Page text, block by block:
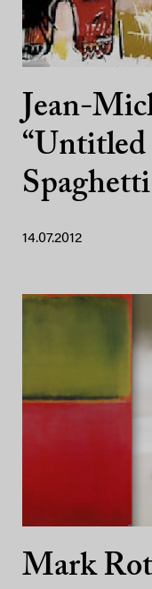
Jean-
“Untitled
14.07.2012
Mark